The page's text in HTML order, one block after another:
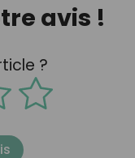
avis !
?